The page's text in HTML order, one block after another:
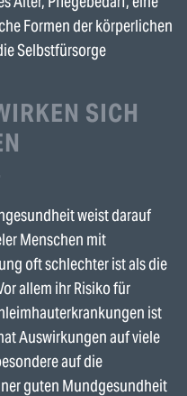
Formen der körperlichen
Selbstfürsorge
SICH
weist darauf
Menschen mit
oft schlechter ist als die
allem ihr Risiko für
ist
Auswirkungen auf viele
auf die
guten Mundgesundheit